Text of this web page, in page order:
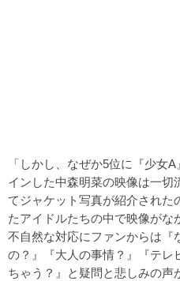
「しかし、なぜか5位に『少女
インした中森明菜の映像は一
てジャケット写真が紹介された
たアイドルたちの中で映像がな
不自然な対応にファンからは『
の？』『大人の事情？』『テレ
ちゃう？』と疑問と悲しみの